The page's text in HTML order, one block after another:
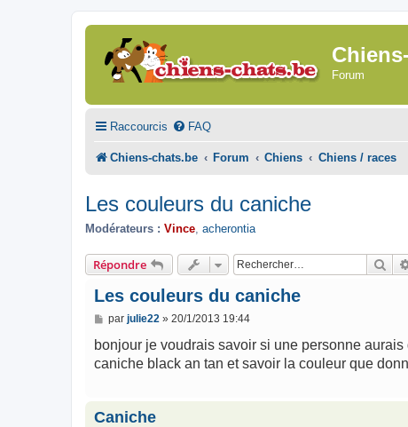
Forum
Raccourcis FAQ
Chiens-chats.be Forum Chiens Chiens / races
Les couleurs du caniche
Modérateurs : Vince acherontia
Répondre
Les couleurs du caniche
M
s
a
par julie22 » 20/1/2013 19:44
bonjour je voudrais savoir si une personne
caniche black an tan et savoir la couleur que
Caniche